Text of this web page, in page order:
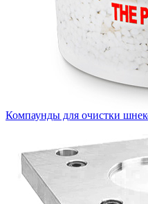
Компаунды для очистки